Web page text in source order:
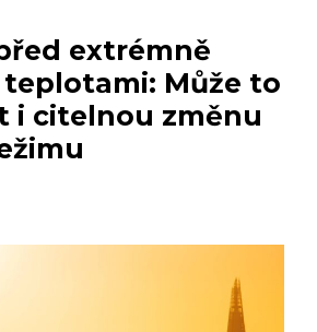
extrémně
Může to
i citelnou změnu